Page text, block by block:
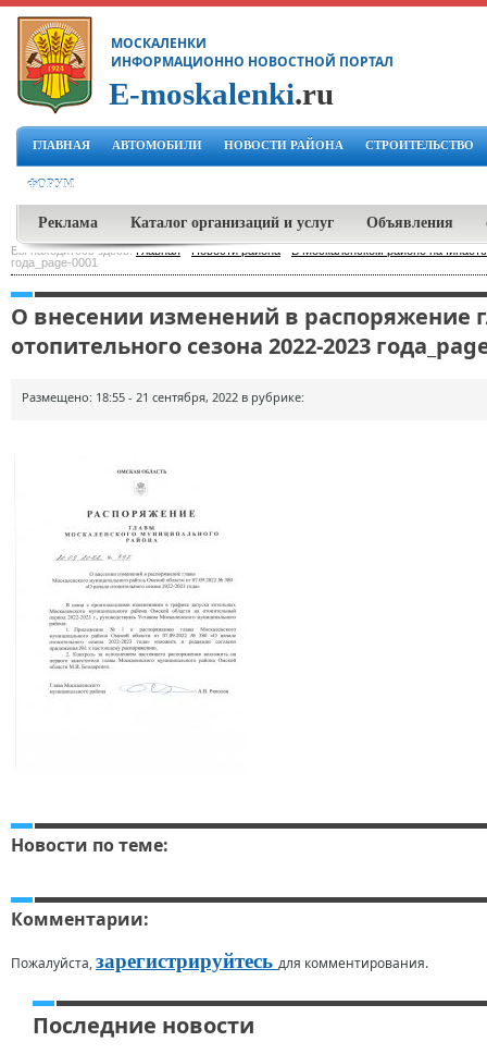
МОСКАЛЕНКИ
ИНФОРМАЦИОННО НОВОСТНОЙ ПОРТАЛ
E-moskalenki.ru
ГЛАВНАЯ АВТОМОБИЛИ НОВОСТИ РАЙОНА СТРОИТЕЛЬСТВО
ФОРУМ
Реклама Каталог организаций и услуг Объявления
Вы находитесь здесь:Главная-Новости района
В Москаленском районе
года_page-0001
О внесении изменений в распоряжение
отопительного сезона 2022-2023
Размещено: 18:55 - 21 сентября, 2022 в рубрике:
Новости по теме:
Комментарии:
Пожалуйста,зарегистрируйтесь для комментирования.
Последние новости